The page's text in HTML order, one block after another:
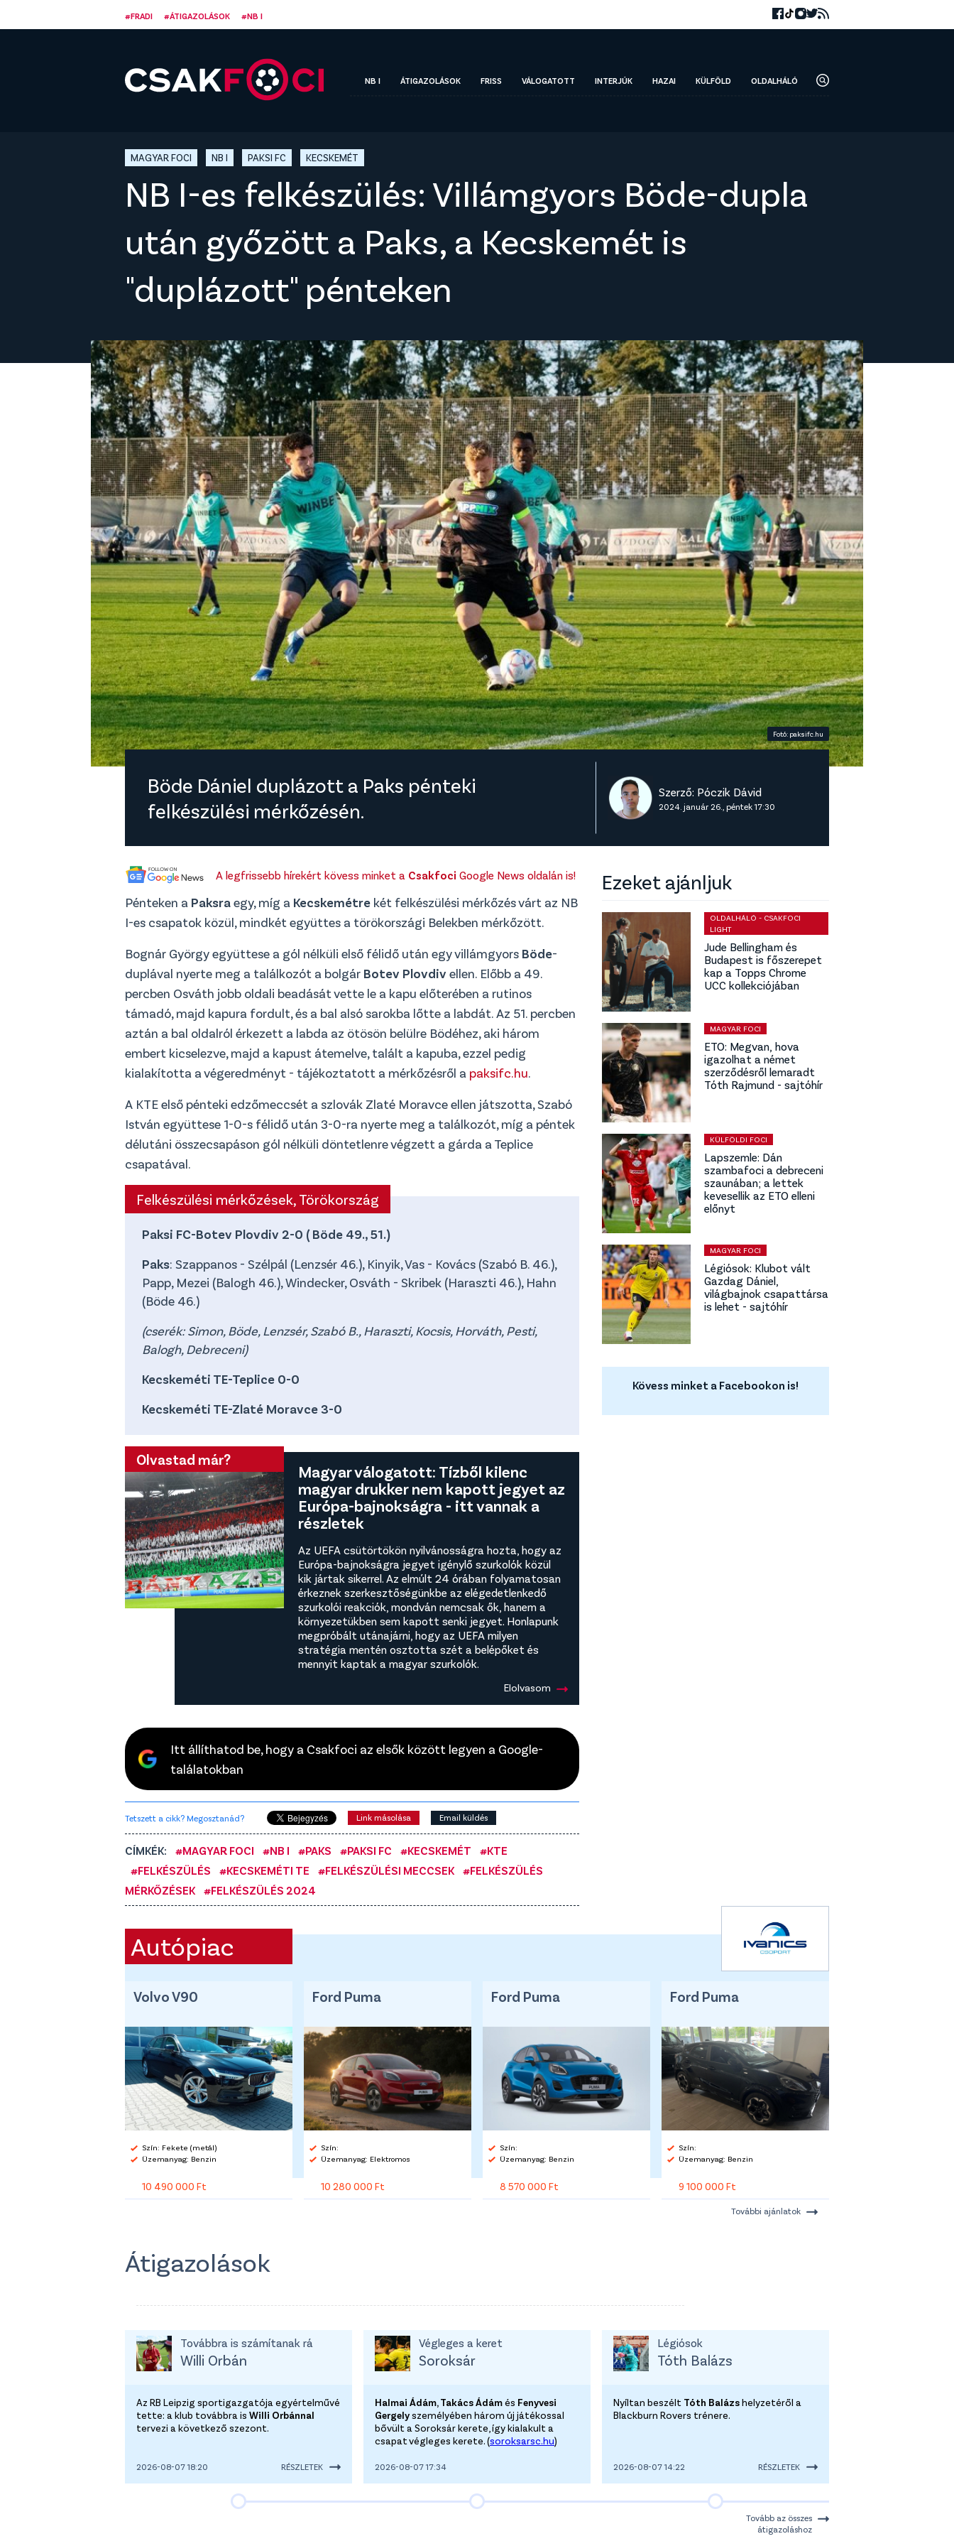
#FRADI #ÁTIGAZOLÁSOK #NB I
NB I ÁTIGAZOLÁSOK FRISS VÁLOGATOTT INTERJÚK HAZAI KÜLFÖLD OLDALHÁLÓ
MAGYAR FOCI NB I PAKSI FC KECSKEMÉT
NB I-es felkészülés: Villámgyors Böde-dupla
után győzött a Paks, a Kecskemét is
"duplázott" pénteken
Fotó: paksifc.hu
Böde Dániel duplázott a Paks pénteki
felkészülési mérkőzésén.
Szerző: Póczik Dávid
2024. január 26., péntek 17:30
A legfrissebb hírekért kövess minket a Csakfoci Google News oldalán is!
Pénteken a Paksraegy, míg a Kecskemétre két felkészülési mérkőzés várt az NB
I-es csapatok közül, mindkét együttes a törökországi Belekben mérkőzött.
Bognár György együttese a gól nélküli első félidő után egy villámgyors Böde-
duplával nyerte meg a találkozót a bolgár Botev Plovdiv ellen. Előbb a 49.
percben Osváth jobb oldali beadását vette le a kapu előterében a rutinos
támadó, majd kapura fordult, és a bal alsó sarokba lőtte a labdát. Az 51. percben
aztán a bal oldalról érkezett a labda az ötösön belülre Bödéhez, aki három
embert kicselezve, majd a kapust átemelve, talált a kapuba, ezzel pedig
kialakította a végeredményt - tájékoztatott a mérkőzésről a paksifc.hu.
A KTE első pénteki edzőmeccsét a szlovák Zlaté Moravce ellen játszotta, Szabó
István együttese 1-0-s félidő után 3-0-ra nyerte meg a találkozót, míg a péntek
délutáni összecsapáson gól nélküli döntetlenre végzett a gárda a Teplice
csapatával.
Felkészülési mérkőzések, Törökország
Paksi FC-Botev Plovdiv 2-0 ( Böde 49., 51.)
Paks: Szappanos - Szélpál (Lenzsér 46.), Kinyik, Vas - Kovács (Szabó B. 46.),
Papp, Mezei (Balogh 46.), Windecker, Osváth - Skribek (Haraszti 46.), Hahn
(Böde 46.)
(cserék: Simon, Böde, Lenzsér, Szabó B., Haraszti, Kocsis, Horváth, Pesti,
Balogh, Debreceni)
Kecskeméti TE-Teplice 0-0
Kecskeméti TE-Zlaté Moravce 3-0
Olvastad már?
Magyar válogatott: Tízből kilenc
magyar drukker nem kapott jegyet az
Európa-bajnokságra - itt vannak a
részletek
Az UEFA csütörtökön nyilvánosságra hozta, hogy az
Európa-bajnokságra jegyet igénylő szurkolók közül
kik jártak sikerrel. Az elmúlt 24 órában folyamatosan
érkeznek szerkesztőségünkbe az elégedetlenkedő
szurkolói reakciók, mondván nemcsak ők, hanem a
környezetükben sem kapott senki jegyet. Honlapunk
megpróbált utánajárni, hogy az UEFA milyen
stratégia mentén osztotta szét a belépőket és
mennyit kaptak a magyar szurkolók.
Elolvasom
Itt állíthatod be, hogy a Csakfoci az elsők között legyen a Google-
találatokban
Tetszett a cikk? Megosztanád? Link másolása Email küldés
CÍMKÉK: #MAGYAR FOCI #NB I #PAKS #PAKSI FC #KECSKEMÉT
#KTE
#FELKÉSZÜLÉS
#KECSKEMÉTI TE #FELKÉSZÜLÉSI MECCSEK
#FELKÉSZÜLÉS
MÉRKŐZÉSEK
#FELKÉSZÜLÉS 2024
Ezeket ajánljuk
OLDALHÁLÓ - CSAKFOCI
LIGHT
Jude Bellingham és
Budapest is főszerepet
kap a Topps Chrome
UCC kollekciójában
MAGYAR FOCI
ETO: Megvan, hova
igazolhat a német
szerződésről lemaradt
Tóth Rajmund - sajtóhír
KÜLFÖLDI FOCI
Lapszemle: Dán
szambafoci a debreceni
szaunában; a lettek
kevesellik az ETO elleni
előnyt
MAGYAR FOCI
Légiósok: Klubot vált
Gazdag Dániel,
világbajnok csapattársa
is lehet - sajtóhír
Kövess minket a Facebookon is!
Autópiac
Volvo V90
Szín: Fekete (metál)
Üzemanyag: Benzin
10 490 000 Ft
Ford Puma
Szín:
Üzemanyag: Elektromos
10 280 000 Ft
Ford Puma
Szín:
Üzemanyag: Benzin
8 570 000 Ft
Ford Puma
Szín:
Üzemanyag: Benzin
9 100 000 Ft
További ajánlatok
Átigazolások
Továbbra is számítanak rá
Willi Orbán
Az RB Leipzig sportigazgatója egyértelművé
tette: a klub továbbra is Willi Orbánnal
tervezi a következő szezont.
2026-08-07 18:20 RÉSZLETEK
Végleges a keret
Soroksár
Halmai Ádám, Takács Ádámés Fenyvesi
Gergelyszemélyében három új játékossal
bővült a Soroksár kerete, így kialakult a
csapat végleges kerete. (soroksarsc.hu)
2026-08-07 17:34
Légiósok
Tóth Balázs
Nyíltan beszélt Tóth Balázshelyzetéről a
Blackburn Rovers trénere.
2026-08-07 14:22 RÉSZLETEK
Tovább az összes
átigazoláshoz